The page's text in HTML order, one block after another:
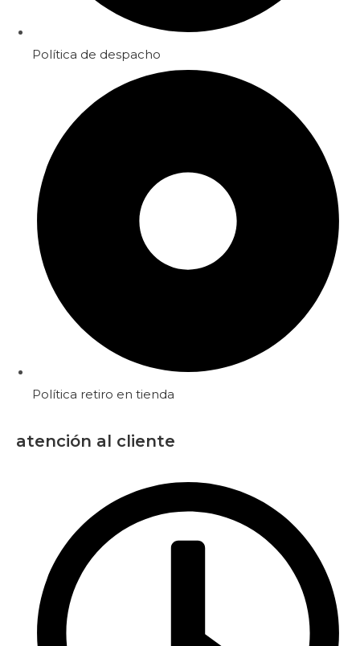
Política de despacho
Política retiro en tienda
atención al cliente